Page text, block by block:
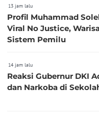
13 jam lalu
Profil Muhammad
Viral No Justice,
Sistem Pemilu
14 jam lalu
Reaksi Gubernur DKI Ada 995 Senjata
dan Narkoba di